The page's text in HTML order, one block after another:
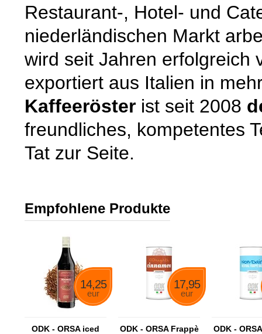
Restaurant-, Hotel- und
niederländischen Markt
wird seit Jahren erfolgreich
exportiert aus Italien in
Kaffeeröster ist seit 2008
freundliches, kompetentes
Tat zur Seite.
Empfohlene Produkte
14,25
eur
ODK - ORSA iced
17,95
eur
ODK - ORSA Frappè
ODK -